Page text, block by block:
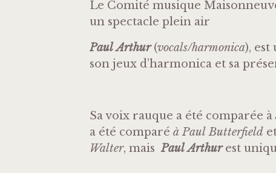
Le Comité musique
un spectacle plein air
Paul Arthur(vocals/harmonica),
son jeux d’harmonica et sa
Sa voix rauque a été comparée à
a été comparé à Paul Butterfield
Walter, maisPaul Arthurest